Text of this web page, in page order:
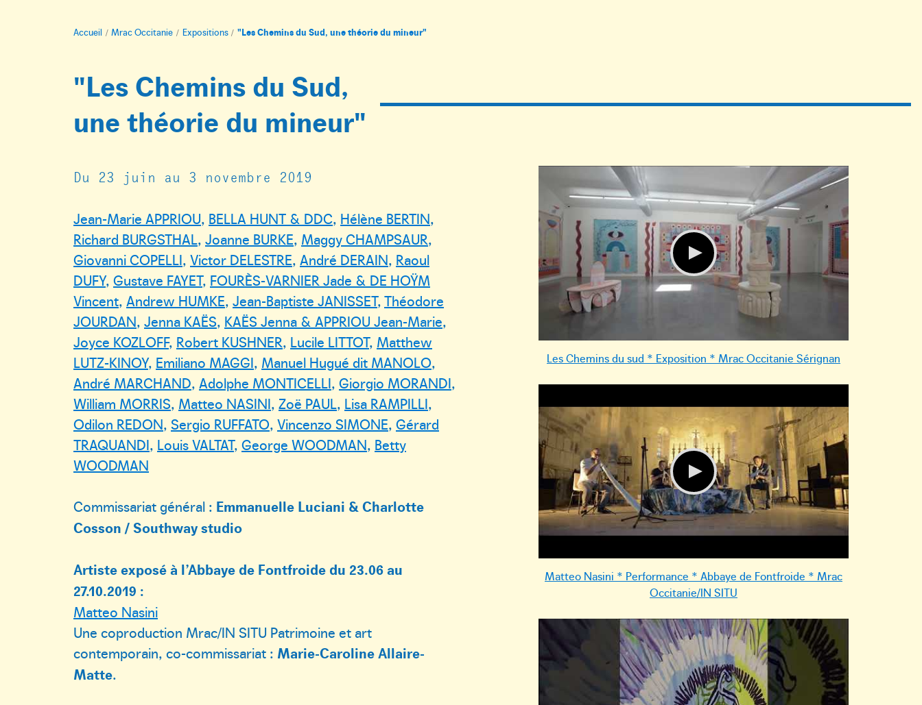
Accueil Mrac Occitanie Expositions "Les Chemins du Sud, une théorie du mineur"
"Les Chemins du Sud,
une théorie du mineur"
Du 23 juin au 3 novembre 2019
Jean-Marie APPRIOU, BELLA HUNT & DDC, Hélène BERTIN,
Richard BURGSTHAL, Joanne BURKE, Maggy CHAMPSAUR,
Giovanni COPELLI, Victor DELESTRE, André DERAIN, Raoul
DUFY, Gustave FAYET, FOURÈS-VARNIER Jade & DE HOŸM
Vincent, Andrew HUMKE, Jean-Baptiste JANISSET,Théodore
JOURDAN, Jenna KAËS, KAËS Jenna & APPRIOU Jean-Marie,
Joyce KOZLOFF, Robert KUSHNER, Lucile LITTOT, Matthew
LUTZ-KINOY, Emiliano MAGGI, Manuel Hugué dit MANOLO,
André MARCHAND, Adolphe MONTICELLI, Giorgio MORANDI,
William MORRIS, Matteo NASINI, Zoë PAUL, Lisa RAMPILLI,
Odilon REDON, Sergio RUFFATO, Vincenzo SIMONE, Gérard
TRAQUANDI, Louis VALTAT, George WOODMAN, Betty
WOODMAN
Commissariat général : Emmanuelle Luciani & Charlotte
Cosson / Southway studio
Artiste exposé à l’Abbaye de Fontfroide du 23.06 au
27.10.2019 :
Matteo Nasini
Une coproduction Mrac/IN SITU Patrimoine et art
contemporain, co-commissariat : Marie-Caroline Allaire-
Matte.
Les Chemins du sud * Exposition * Mrac Occitanie Sérignan
Matteo Nasini * Performance * Abbaye de Fontfroide * Mrac
Occitanie/IN SITU